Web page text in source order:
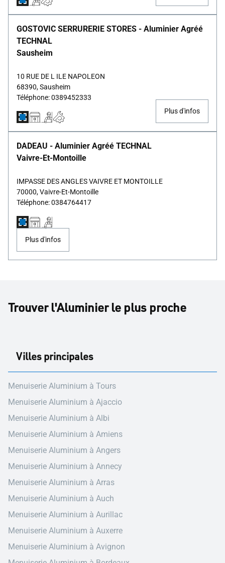
GOSTOVIC SERRURERIE STORES - Aluminier Agréé
TECHNAL
Sausheim
10 RUE DE L ILE NAPOLEON
68390, Sausheim
Téléphone: 0389452333
Plus d'infos
DADEAU - Aluminier Agréé TECHNAL
Vaivre-Et-Montoille
IMPASSE DES ANGLES VAIVRE ET MONTOILLE
70000, Vaivre-Et-Montoille
Téléphone: 0384764417
Plus d'infos
Trouver l'Aluminier le plus proche
Villes principales
Menuiserie Aluminium à Tours
Menuiserie Aluminium à Ajaccio
Menuiserie Aluminium à Albi
Menuiserie Aluminium à Amiens
Menuiserie Aluminium à Angers
Menuiserie Aluminium à Annecy
Menuiserie Aluminium à Arras
Menuiserie Aluminium à Auch
Menuiserie Aluminium à Aurillac
Menuiserie Aluminium à Auxerre
Menuiserie Aluminium à Avignon